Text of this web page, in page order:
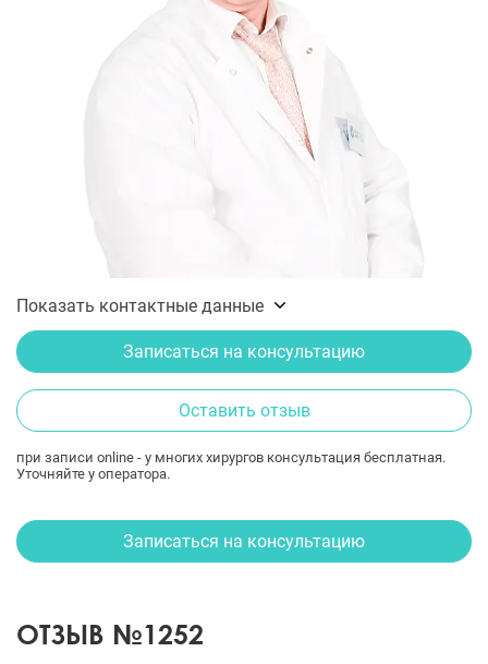
Показать контактные данные
Записаться на консультацию
Оставить отзыв
при записи online - у многих хирургов консультация бесплатная.
Уточняйте у оператора.
Записаться на консультацию
ОТЗЫВ №1252